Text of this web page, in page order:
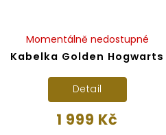
Kabelka Golden Hogwarts
Momentálně nedostupné
1 999 Kč
Detail